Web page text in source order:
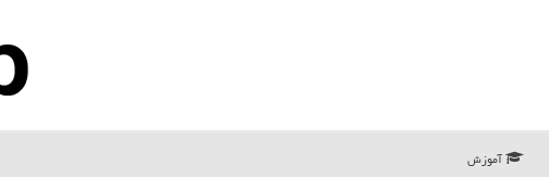
آموزش